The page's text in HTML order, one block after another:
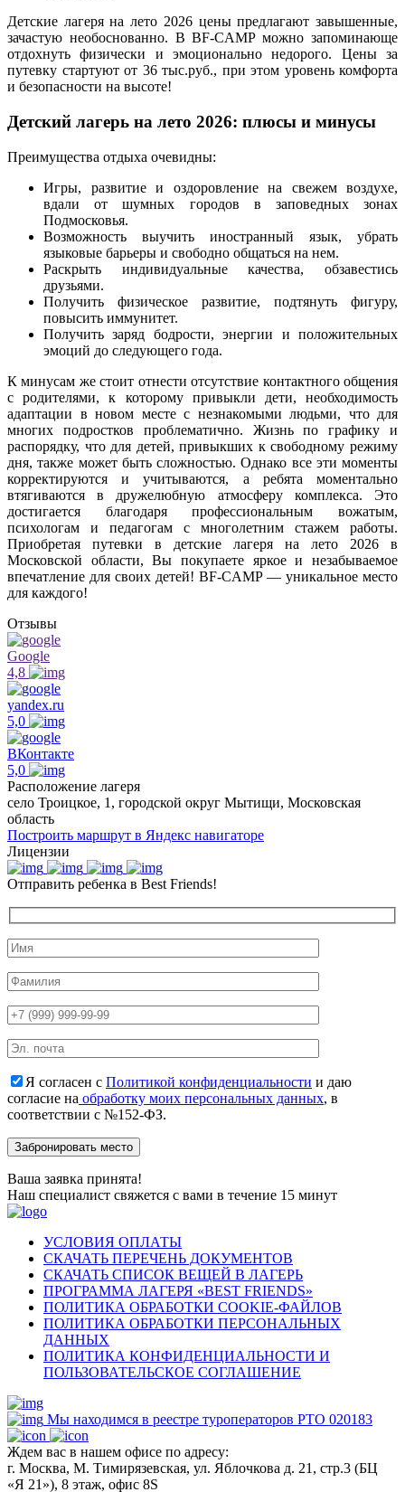
Детские лагеря на лето 2026 цены предлагают завышенные,
зачастую необоснованно. В BF-CAMP можно запоминающе
отдохнуть физически и эмоционально недорого. Цены за
путевку стартуют от 36 тыс.руб., при этом уровень комфорта
и безопасности на высоте!
Детский лагерь на лето 2026: плюсы и минусы
Преимущества отдыха очевидны:
Игры, развитие и оздоровление на свежем воздухе,
вдали от шумных городов в заповедных зонах
Подмосковья.
Возможность выучить иностранный язык, убрать
языковые барьеры и свободно общаться на нем.
Раскрыть индивидуальные качества, обзавестись
друзьями.
Получить физическое развитие, подтянуть фигуру,
повысить иммунитет.
Получить заряд бодрости, энергии и положительных
эмоций до следующего года.
К минусам же стоит отнести отсутствие контактного общения
с родителями, к которому привыкли дети, необходимость
адаптации в новом месте с незнакомыми людьми, что для
многих подростков проблематично. Жизнь по графику и
распорядку, что для детей, привыкших к свободному режиму
дня, также может быть сложностью. Однако все эти моменты
корректируются и учитываются, а ребята моментально
втягиваются в дружелюбную атмосферу комплекса. Это
достигается благодаря профессиональным вожатым,
психологам и педагогам с многолетним стажем работы.
Приобретая путевки в детские лагеря на лето 2026 в
Московской области, Вы покупаете яркое и незабываемое
впечатление для своих детей! BF-CAMP — уникальное место
для каждого!
Отзывы
Google
4,8
yandex.ru
5,0
ВКонтакте
5,0
Расположение лагеря
село Троицкое, 1, городской округ Мытищи, Московская
область
Построить маршрут в Яндекс навигаторе
Лицензии
Отправить ребенка в Best Friends!
Я согласен с Политикой конфиденциальности и даю
согласие на обработку моих персональных данных, в
соответствии с №152-ФЗ.
Ваша заявка принята!
Наш специалист свяжется с вами в течение 15 минут
УСЛОВИЯ ОПЛАТЫ
СКАЧАТЬ ПЕРЕЧЕНЬ ДОКУМЕНТОВ
СКАЧАТЬ СПИСОК ВЕЩЕЙ В ЛАГЕРЬ
ПРОГРАММА ЛАГЕРЯ «BEST FRIENDS»
ПОЛИТИКА ОБРАБОТКИ COOKIE-ФАЙЛОВ
ПОЛИТИКА ОБРАБОТКИ ПЕРСОНАЛЬНЫХ
ДАННЫХ
ПОЛИТИКА КОНФИДЕНЦИАЛЬНОСТИ И
ПОЛЬЗОВАТЕЛЬСКОЕ СОГЛАШЕНИЕ
Мы находимся в реестре туроператоров РТО 020183
Ждем вас в нашем офисе по адресу:
г. Москва, М. Тимирязевская, ул. Яблочкова д. 21, стр.3 (БЦ
«Я 21»), 8 этаж, офис 8S